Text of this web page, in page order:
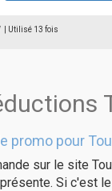
| Utilisé 13 fois
promo pour
sur le site
Si c'est